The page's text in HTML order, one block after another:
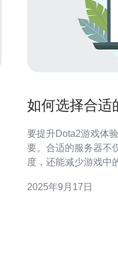
如何选择合适
要提升Dota2游戏体
要。合适的服务器不
度，还能减少游戏中
服务器的重要性 在玩
2025年9月17日